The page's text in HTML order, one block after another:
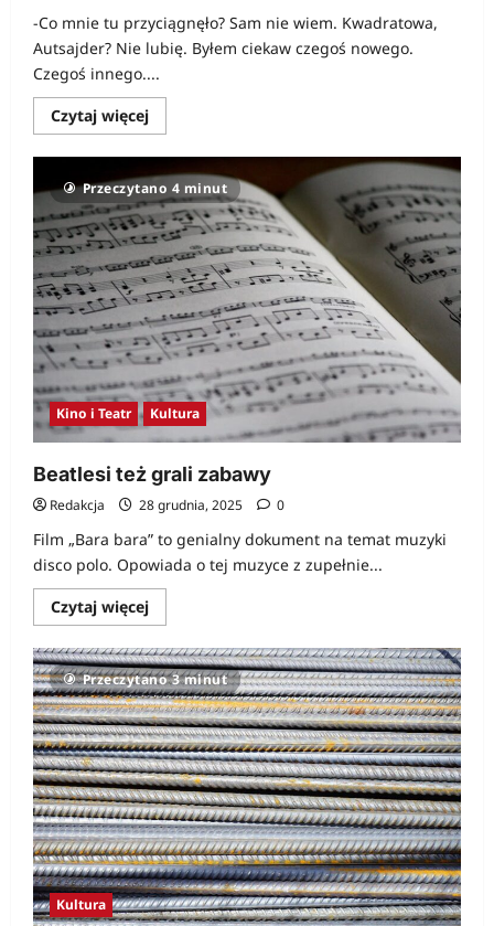
-Co mnie tu przyciągnęło? Sam nie wiem. Kwadratowa,
Autsajder? Nie lubię. Byłem ciekaw czegoś nowego.
Czegoś innego....
Czytaj więcejDowiedz
się
o
Jurek,
ogórek,
kiełbasa
i
żurek
Przeczytano 4 minut
Kino i Teatr Kultura
Beatlesi też grali zabawy
Redakcja 28 grudnia, 2025 0
Film „Bara bara” to genialny dokument na temat muzyki
disco polo. Opowiada o tej muzyce z zupełnie...
Czytaj więcejDowiedz
się
o
Beatlesi
też
grali
zabawy
Przeczytano 3 minut
Kultura